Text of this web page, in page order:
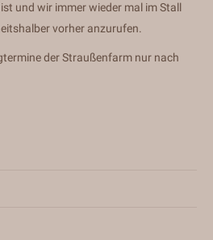
und wir immer wieder mal im Stall
vorher anzurufen.
der Straußenfarm nur nach